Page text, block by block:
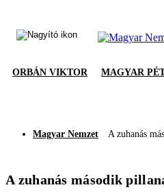
ORBÁN VIKTOR MAGYAR
Magyar Nemzet A zuhanás
A zuhanás második